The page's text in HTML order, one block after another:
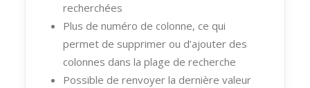
recherchées
Plus de numéro de colonne, ce qui
permet de supprimer ou d’ajouter des
colonnes dans la plage de recherche
Possible de renvoyer la dernière valeur